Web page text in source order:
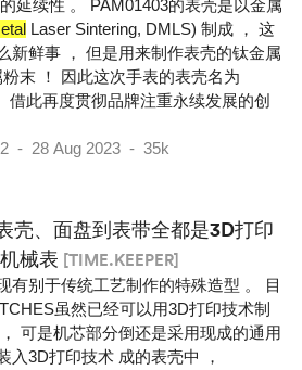
延续性 。 PAM01403的表壳是以金属
Laser Sintering, DMLS) 制成 ， 这
新鲜事 ， 但是用来制作表壳的钛金属
末 ！ 因此这次手表的表壳名为
此再度贯彻品牌注重永续发展的创
- 28 Aug 2023 - 35k
壳、面盘到表带全都是3D打印
械表 [TIME.KEEPER]
有别于传统工艺制作的特殊造型 。 目
虽然已经可以用3D打印技术制
可是机芯部分倒还是采用现成的通用
入3D打印技术 成的表壳中 ，